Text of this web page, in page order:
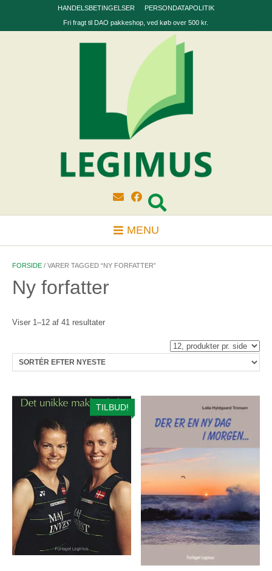
HANDELSBETINGELSER
PERSONDATAPOLITIK
Fri fragt til DAO pakkeshop, ved køb over 500 kr.
MENU
FORSIDE / VARER TAGGED “NY FORFATTER”
Ny forfatter
Viser 1–12 af 41 resultaterSorteret
TILBUD!